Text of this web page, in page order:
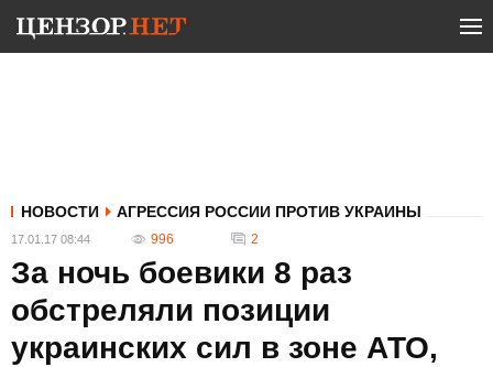
НОВОСТИ АГРЕССИЯ РОССИИ ПРОТИВ УКРАИНЫ
17.01.17 08:44 996 2
За ночь боевики 8 раз
обстреляли позиции
украинских сил в зоне АТО,